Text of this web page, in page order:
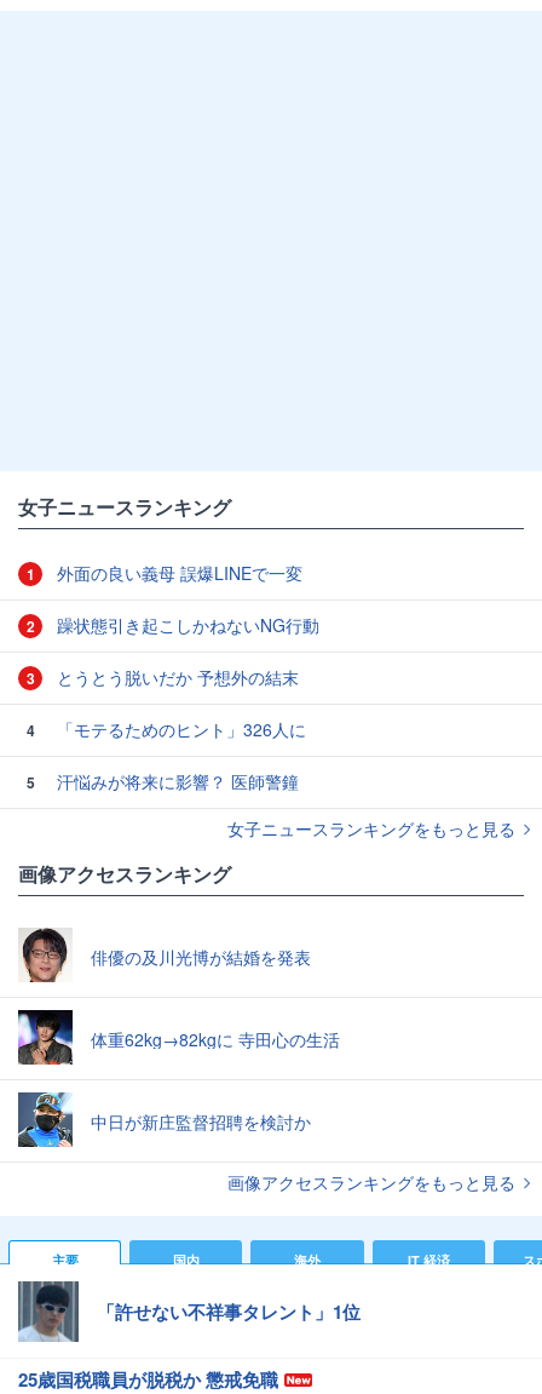
女子ニュースランキング
1 外面の良い義母 誤爆LINEで一変
2 躁状態引き起こしかねないNG行動
3 とうとう脱いだか 予想外の結末
4 「モテるためのヒント」326人に
5
汗悩みが将来に影響？ 医師警鐘
女子ニュースランキングをもっと見る
画像アクセスランキング
俳優の及川光博が結婚を発表
体重62kg→82kgに 寺田心の生活
中日が新庄監督招聘を検討か
画像アクセスランキングをもっと見る
主要 国内 海外 IT 経済 ス
「許せない不祥事タレント」1位
25歳国税職員が脱税か 懲戒免職